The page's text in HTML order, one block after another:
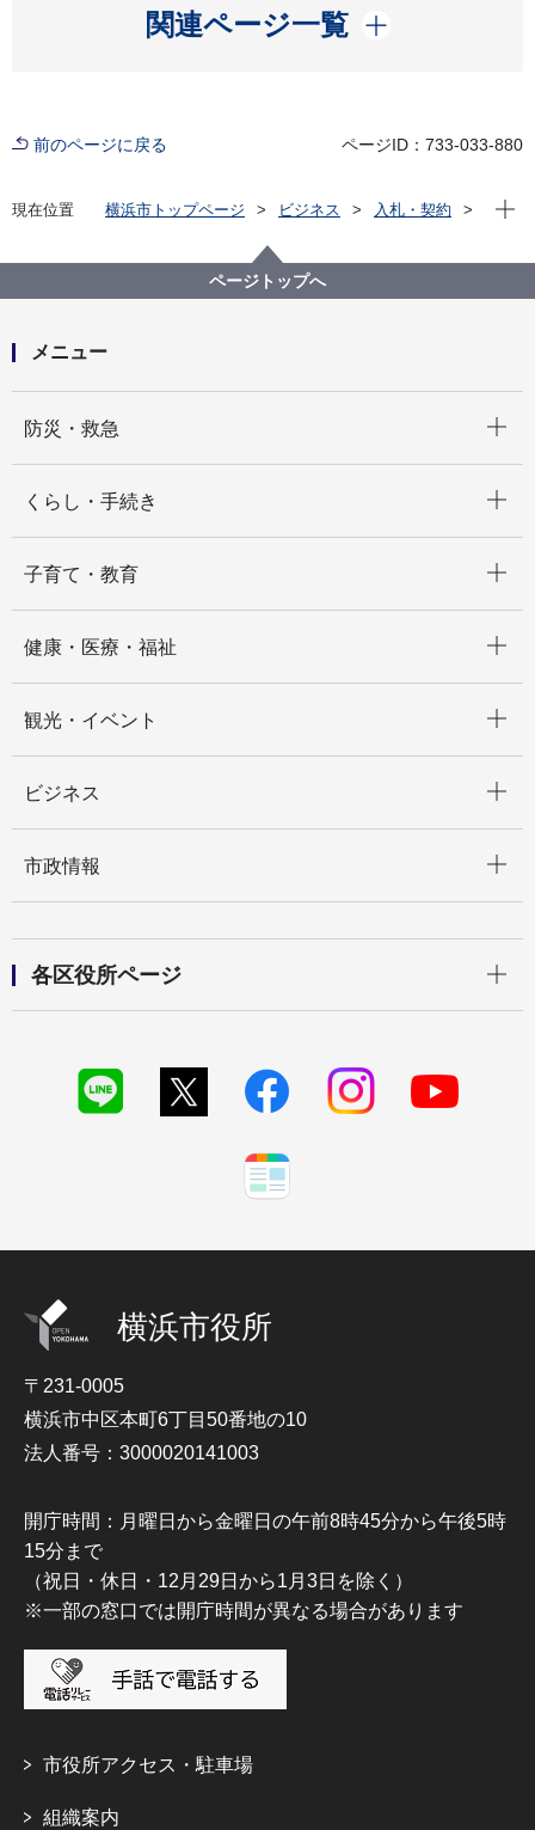
関連ページ一覧
開く
前のページに戻る ページID：733-033-880
現在位置 横浜市トップページ ビジネス
入札・契約
【入札結果掲載】【公募型指名競争入札】新田地区セ
ンター料理室エアコン更新業務委託
現在
ページトップへ
メニュー
防災・救急
くらし・手続き
子育て・教育
健康・医療・福祉
観光・イベント
ビジネス
市政情報
各区役所ページ
横浜市役所
〒231-0005
横浜市中区本町6丁目50番地の10
法人番号：3000020141003
開庁時間：月曜日から金曜日の午前8時45分から午後5時
15分まで
（祝日・休日・12月29日から1月3日を除く）
※一部の窓口では開庁時間が異なる場合があります
市役所アクセス・駐車場
組織案内